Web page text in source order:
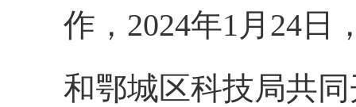
作， 2024年1月24日
和鄂城区科技局共